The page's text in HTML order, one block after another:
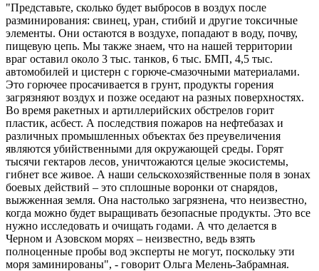
"Представьте, сколько будет выбросов в воздух после
разминирования: свинец, уран, стибий и другие токсичные
элементы. Они остаются в воздухе, попадают в воду, почву,
пищевую цепь. Мы также знаем, что на нашей территории
враг оставил около 3 тыс. танков, 6 тыс. БМП, 4,5 тыс.
автомобилей и цистерн с горюче-смазочными материалами.
Это горючее просачивается в грунт, продукты горения
загрязняют воздух и позже оседают на разных поверхностях.
Во время ракетных и артиллерийских обстрелов горит
пластик, асбест. А последствия пожаров на нефтебазах и
различных промышленных объектах без преувеличения
являются убийственными для окружающей среды. Горят
тысячи гектаров лесов, уничтожаются целые экосистемы,
гибнет все живое. А наши сельскохозяйственные поля в зонах
боевых действий – это сплошные воронки от снарядов,
выжженная земля. Она настолько загрязнена, что неизвестно,
когда можно будет выращивать безопасные продукты. Это все
нужно исследовать и очищать годами. А что делается в
Черном и Азовском морях – неизвестно, ведь взять
полноценные пробы вод эксперты не могут, поскольку эти
моря заминированы", - говорит Ольга Мелень-Забрамная.